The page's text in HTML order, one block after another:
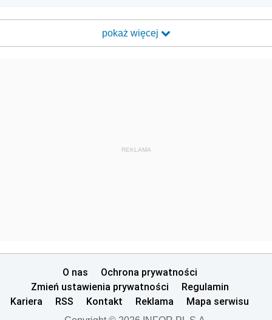
pokaż więcej
REKLAMA
O nas
Ochrona prywatności
Zmień ustawienia prywatności
Regulamin
Kariera
RSS Kontakt Reklama Mapa serwisu